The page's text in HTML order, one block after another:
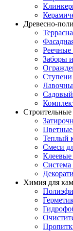
Древесно-
Реечные
Заборы
Строительные
Цветные
Теплый
Смеси
Клеевые
Система
Химия для